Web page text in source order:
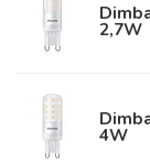
2,7W
4W